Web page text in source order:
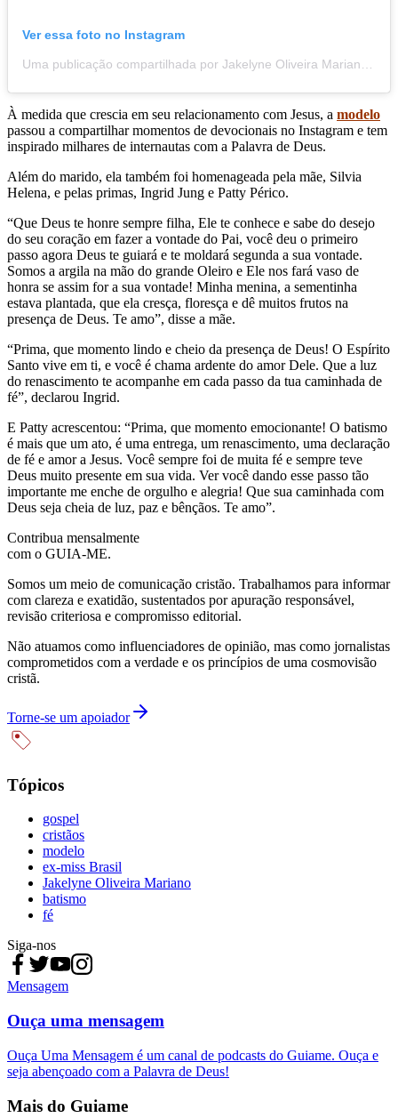
Ver essa foto no Instagram
À medida que crescia em seu relacionamento com Jesus, a modelo
passou a compartilhar momentos de devocionais no Instagram e tem
inspirado milhares de internautas com a Palavra de Deus.
Além do marido, ela também foi homenageada pela mãe, Silvia
Helena, e pelas primas, Ingrid Jung e Patty Périco.
“Que Deus te honre sempre filha, Ele te conhece e sabe do desejo
do seu coração em fazer a vontade do Pai, você deu o primeiro
passo agora Deus te guiará e te moldará segunda a sua vontade.
Somos a argila na mão do grande Oleiro e Ele nos fará vaso de
honra se assim for a sua vontade! Minha menina, a sementinha
estava plantada, que ela cresça, floresça e dê muitos frutos na
presença de Deus. Te amo”, disse a mãe.
“Prima, que momento lindo e cheio da presença de Deus! O Espírito
Santo vive em ti, e você é chama ardente do amor Dele. Que a luz
do renascimento te acompanhe em cada passo da tua caminhada de
fé”, declarou Ingrid.
E Patty acrescentou: “Prima, que momento emocionante! O batismo
é mais que um ato, é uma entrega, um renascimento, uma declaração
de fé e amor a Jesus. Você sempre foi de muita fé e sempre teve
Deus muito presente em sua vida. Ver você dando esse passo tão
importante me enche de orgulho e alegria! Que sua caminhada com
Deus seja cheia de luz, paz e bênçãos. Te amo”.
Contribua mensalmente
com o GUIA-ME.
Somos um meio de comunicação cristão. Trabalhamos para informar
com clareza e exatidão, sustentados por apuração responsável,
revisão criteriosa e compromisso editorial.
Não atuamos como influenciadores de opinião, mas como jornalistas
comprometidos com a verdade e os princípios de uma cosmovisão
cristã.
Torne-se um apoiador
Tópicos
gospel
cristãos
modelo
ex-miss Brasil
Jakelyne Oliveira Mariano
batismo
fé
Siga-nos
Mensagem
Ouça uma mensagem
Ouça Uma Mensagem é um canal de podcasts do Guiame. Ouça e
seja abençoado com a Palavra de Deus!
Mais do Guiame